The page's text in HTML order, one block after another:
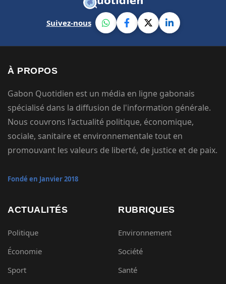
Suivez-nous
À PROPOS
Gabon Quotidien est un média en ligne gabonais
spécialisé dans la diffusion de l'information générale.
Nous couvrons l'actualité politique, économique,
sociale, sanitaire et environnementale tout en
promouvant les valeurs de liberté, de justice et de paix.
Fondé en Janvier 2018
ACTUALITÉS
Politique
Économie
Sport
RUBRIQUES
Environnement
Société
Santé